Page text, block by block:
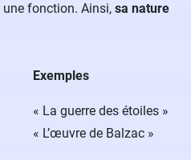
fonction. Ainsi, sa nature
Exemples
« La guerre des étoiles »
« L’œuvre de Balzac »